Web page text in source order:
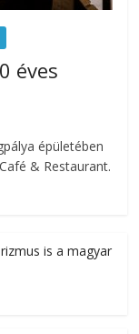
éves
épületében
& Restaurant.
is a magyar